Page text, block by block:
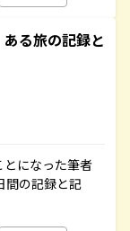
る旅の記録と
になった筆者
間の記録と記